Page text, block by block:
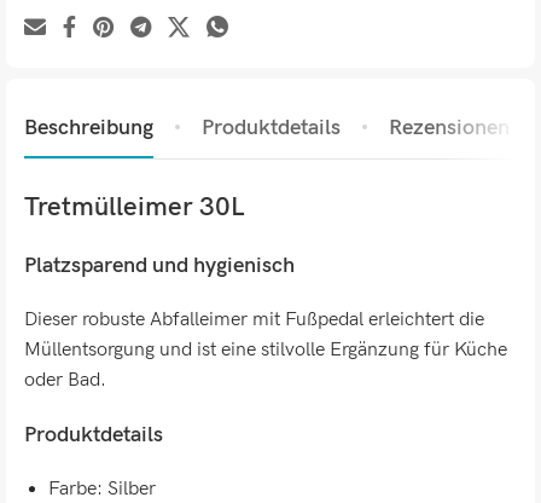
Beschreibung Produktdetails Rezensionen (0)
Tretmülleimer 30L
Platzsparend und hygienisch
Dieser robuste Abfalleimer mit Fußpedal erleichtert die
Müllentsorgung und ist eine stilvolle Ergänzung für Küche
oder Bad.
Produktdetails
Farbe: Silber